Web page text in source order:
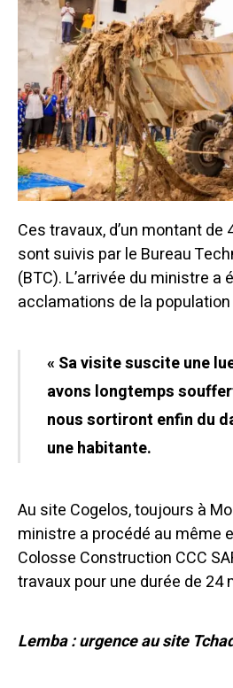
Ces travaux, d’un montant de
sont suivis par le Bureau
(BTC). L’arrivée du ministre a
acclamations de la population
« Sa visite suscite une
avons longtemps
nous sortiront enfin du
une habitante.
Au site Cogelos, toujours à
ministre a procédé au même
Colosse Construction CCC
travaux pour une durée de 24
Lemba : urgence au site